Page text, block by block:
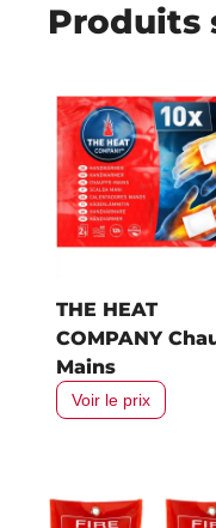
Produits
THE HEAT
COMPANY
Mains
Voir le prix